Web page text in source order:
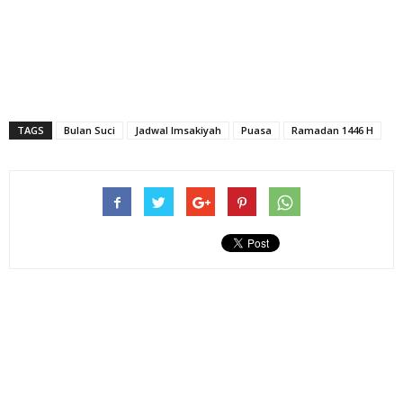
TAGS Bulan Suci Jadwal Imsakiyah Puasa Ramadan 1446 H